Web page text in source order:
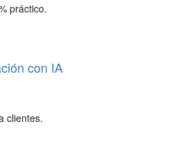
práctico.
con IA
clientes.